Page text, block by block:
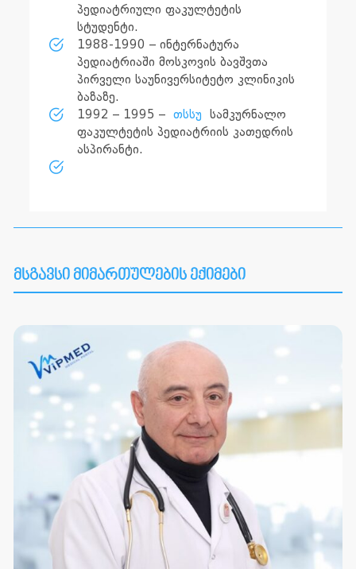
პედიატრიული ფაკულტეტის
სტუდენტი.
1988-1990 – ინტერნატურა
პედიატრიაში მოსკოვის ბავშვთა
პირველი საუნივერსიტეტო კლინიკის
ბაზაზე.
1992 – 1995 – თსსუ
სამკურნალო
ფაკულტეტის პედიატრიის კათედრის
ასპირანტი.
მსგავსი მიმართულების ექიმები